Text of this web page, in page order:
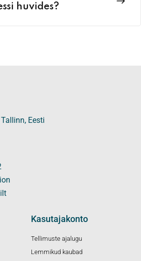
huvides?
Eesti
Kasutajakonto
Tellimuste ajalugu
Lemmikud kaubad